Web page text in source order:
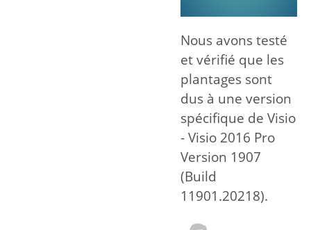
Nous avons testé
et vérifié que les
plantages sont
dus à une version
spécifique de Visio
- Visio 2016 Pro
Version 1907
(Build
11901.20218).